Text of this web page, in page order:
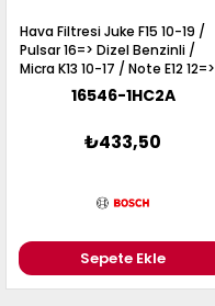
Hava Filtresi Juke F15 10-19 /
Pulsar 16=> Dizel Benzinli /
Micra K13 10-17 / Note E12 12=>
1.2 Benzinli16546-1HC2A
₺433,50
Sepete Ekle